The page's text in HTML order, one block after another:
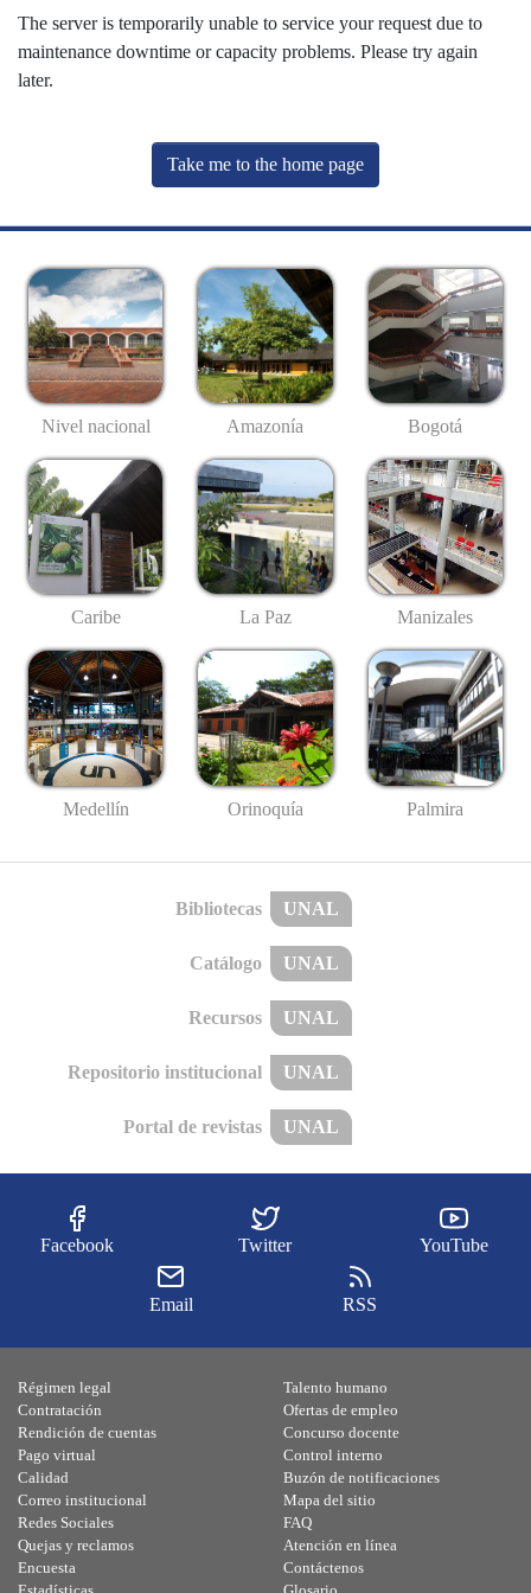
The server is temporarily unable to service your request due to
maintenance downtime or capacity problems. Please try again
later.
Take me to the home page
Nivel nacional Amazonía Bogotá
Caribe La Paz Manizales
Medellín Orinoquía Palmira
Bibliotecas UNAL
Catálogo UNAL
Recursos UNAL
Repositorio institucional UNAL
Portal de revistas UNAL
Facebook Twitter YouTube
Email RSS
Régimen legal
Contratación
Rendición de cuentas
Pago virtual
Calidad
Talento humano
Ofertas de empleo
Concurso docente
Control interno
Buzón de notificaciones
Correo institucional
Redes Sociales
Quejas y reclamos
Encuesta
Mapa del sitio
FAQ
Atención en línea
Contáctenos